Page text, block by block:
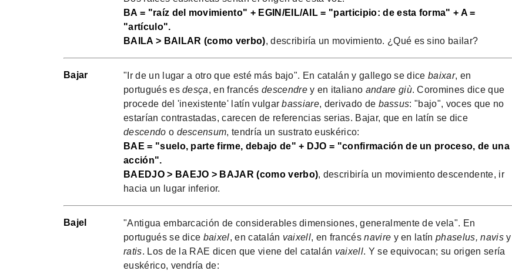
BA = "raíz del movimiento" + EGIN/EIL/AIL = "participio: de esta forma" + A =
"artículo".
BAILA > BAILAR (como verbo), describiría un movimiento. ¿Qué es sino bailar?
Bajar "Ir de un lugar a otro que esté más bajo". En catalán y gallego se dicebaixar, en
portugués esdesça, en francés descendrey en italiano andare giù. Coromines dice que
procede del 'inexistente' latín vulgarbassiare, derivado de bassus: "bajo", voces que no
estarían contrastadas, carecen de referencias serias. Bajar, que en latín se dice
descendo o descensum, tendría un sustrato euskérico:
BAE = "suelo, parte firme, debajo de" + DJO = "confirmación de un proceso, de una
acción".
BAEDJO > BAEJO > BAJAR (como verbo), describiría un movimiento descendente, ir
hacia un lugar inferior.
Bajel
"Antigua embarcación de considerables dimensiones, generalmente de vela". En
portugués se dice baixel, en catalán vaixell, en francésnavire y en latínphaselus, navisy
ratis. Los de la RAE dicen que viene del catalán vaixell. Y se equivocan; su origen sería
euskérico, vendría de: